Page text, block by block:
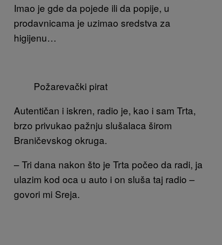
Imao je gde da pojede ili da popije, u
prodavnicama je uzimao sredstva za
higijenu…
Požarevački pirat
Autentičan i iskren, radio je, kao i sam Trta,
brzo privukao pažnju slušalaca širom
Braničevskog okruga.
– Tri dana nakon što je Trta počeo da radi, ja
ulazim kod oca u auto i on sluša taj radio –
govori mi Sreja.